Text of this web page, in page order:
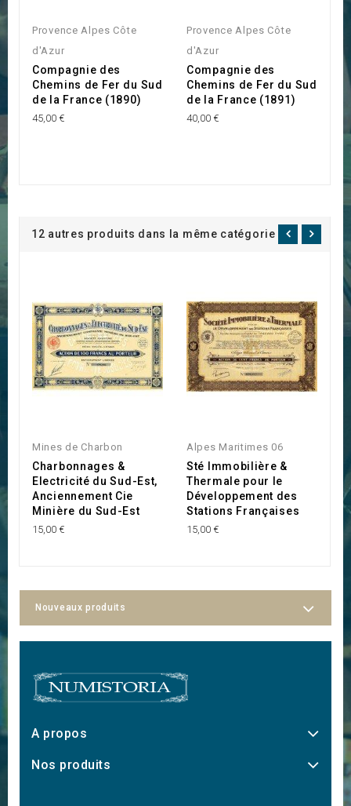
Provence Alpes Côte
d'Azur
Compagnie des
Chemins de Fer du Sud
de la France (1890)
45,00 €
Provence Alpes Côte
d'Azur
Compagnie des
Chemins de Fer du Sud
de la France (1891)
40,00 €
12 autres produits dans la même catégorie :
Mines de Charbon
Charbonnages &
Electricité du Sud-Est,
Anciennement Cie
Minière du Sud-Est
15,00 €
Alpes Maritimes 06
Sté Immobilière &
Thermale pour le
Développement des
Stations Françaises
15,00 €
Nouveaux produits
A propos
Nos produits